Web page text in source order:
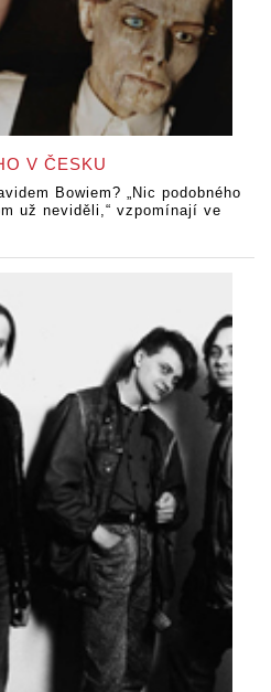
V ČESKU
Bowiem? „Nic podobného
už neviděli,“ vzpomínají ve